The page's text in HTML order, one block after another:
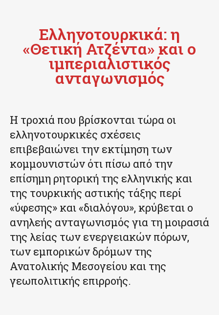
Ελληνοτουρκικά: η
«Θετική Ατζέντα» και ο
ιμπεριαλιστικός
ανταγωνισμός
Η τροχιά που βρίσκονται τώρα οι
ελληνοτουρκικές σχέσεις
επιβεβαιώνει την εκτίμηση των
κομμουνιστών ότι πίσω από την
επίσημη ρητορική της ελληνικής και
της τουρκικής αστικής τάξης περί
«ύφεσης» και «διαλόγου», κρύβεται ο
ανηλεής ανταγωνισμός για τη μοιρασιά
της λείας των ενεργειακών πόρων,
των εμπορικών δρόμων της
Ανατολικής Μεσογείου και της
γεωπολιτικής επιρροής.